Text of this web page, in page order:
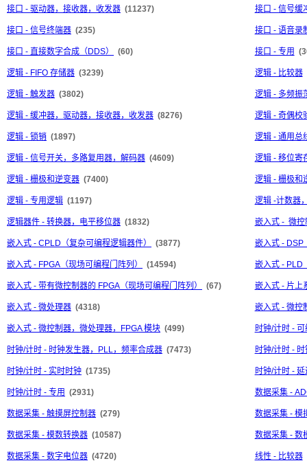
接口 - 驱动器，接收器，收发器 (11237) 接口 - 信号缓
接口 - 信号终端器 (235) 接口 - 语音录
接口 - 直接数字合成（DDS） (60) 接口 - 专用
逻辑 - FIFO 存储器 (3239) 逻辑 - 比较器
逻辑 - 触发器 (3802) 逻辑 - 多频振
逻辑 - 缓冲器，驱动器，接收器，收发器 (8276) 逻辑 - 奇偶校
逻辑 - 锁销 (1897) 逻辑 - 通用总
逻辑 - 信号开关，多路复用器，解码器 (4609) 逻辑 - 移位寄
逻辑 - 栅极和逆变器 (7400) 逻辑 - 栅极和
逻辑 - 专用逻辑 (1197) 逻辑 -计数器
逻辑器件 - 转换器，电平移位器 (1832) 嵌入式 - 微控
嵌入式 - CPLD（复杂可编程逻辑器件） (3877) 嵌入式 - DSP
嵌入式 - FPGA（现场可编程门阵列） (14594) 嵌入式 - PLD
嵌入式 - 带有微控制器的 FPGA（现场可编程门阵列） (67) 嵌入式 - 片上
嵌入式 - 微处理器 (4318) 嵌入式 - 微控
嵌入式 - 微控制器，微处理器，FPGA 模块 (499) 时钟/计时 -
时钟/计时 - 时钟发生器，PLL，频率合成器 (7473) 时钟/计时 -
时钟/计时 - 实时时钟 (1735) 时钟/计时 - 延
时钟/计时 - 专用 (2931) 数据采集 -
数据采集 - 触摸屏控制器 (279) 数据采集 - 模
数据采集 - 模数转换器 (10587) 数据采集 - 数
数据采集 - 数字电位器 (4720) 线性 - 比较器